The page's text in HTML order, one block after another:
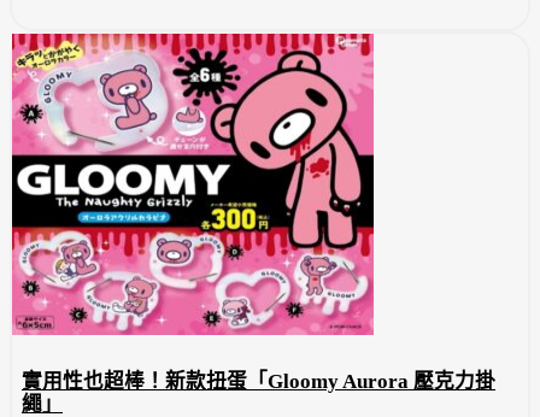
實用性也超棒！新款扭蛋「Gloomy Aurora 壓克力掛
繩」